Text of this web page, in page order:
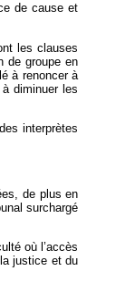
de cause et
les clauses
de groupe en
à renoncer à
diminuer les
interprètes
de plus en
surchargé
où l’accès
justice et du